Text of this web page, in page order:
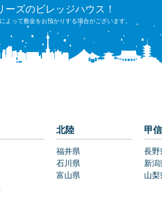
ーズのビレッジハウス！
よって敷金をお預かりする場合がございます。
北陸
福井県
石川県
富山県
甲
長野
新潟
山梨